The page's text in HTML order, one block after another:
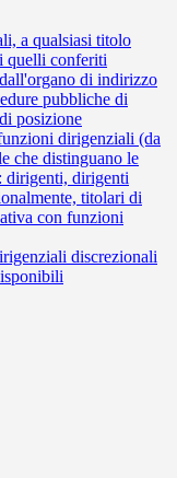
a qualsiasi titolo
quelli conferiti
di indirizzo
pubbliche di
posizione
dirigenziali (da
che distinguano le
dirigenti, dirigenti
titolari di
con funzioni
discrezionali